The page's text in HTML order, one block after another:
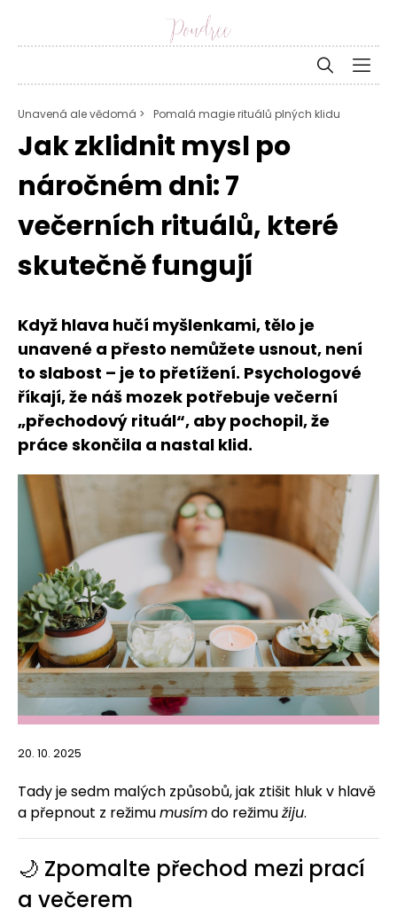
Unavená ale vědomá > Pomalá magie rituálů plných klidu
Jak zklidnit mysl po
náročném dni: 7
večerních rituálů, které
skutečně fungují
Když hlava hučí myšlenkami, tělo je
unavené a přesto nemůžete usnout, není
to slabost – je to přetížení. Psychologové
říkají, že náš mozek potřebuje večerní
„přechodový rituál“, aby pochopil, že
práce skončila a nastal klid.
20. 10. 2025
Tady je sedm malých způsobů, jak ztišit hluk v hlavě
a přepnout z režimumusímdo režimužiju.
🌙 Zpomalte přechod mezi prací
a večerem